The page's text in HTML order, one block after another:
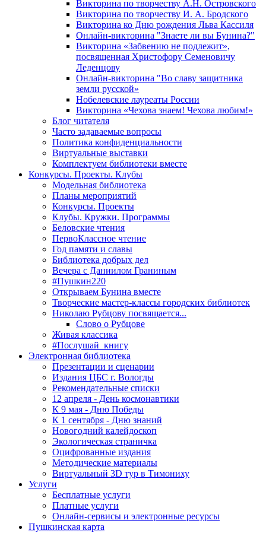
Викторина по творчеству А.Н. Островского
Викторина по творчеству И. А. Бродского
Викторина ко Дню рождения Льва Кассиля
Онлайн-викторина "Знаете ли вы Бунина?"
Викторина «Забвению не подлежит»,
посвященная Христофору Семеновичу
Леденцову
Онлайн-викторина "Во славу защитника
земли русской»
Нобелевские лауреаты России
Викторина «Чехова знаем! Чехова любим!»
Блог читателя
Часто задаваемые вопросы
Политика конфиденциальности
Виртуальные выставки
Комплектуем библиотеки вместе
Конкурсы. Проекты. Клубы
Модельная библиотека
Планы мероприятий
Конкурсы. Проекты
Клубы. Кружки. Программы
Беловские чтения
ПервоКлассное чтение
Год памяти и славы
Библиотека добрых дел
Вечера с Даниилом Граниным
#Пушкин220
Открываем Бунина вместе
Творческие мастер-классы городских библиотек
Николаю Рубцову посвящается...
Слово о Рубцове
Живая классика
#Послушай_книгу
Электронная библиотека
Презентации и сценарии
Издания ЦБС г. Вологды
Рекомендательные списки
12 апреля - День космонавтики
К 9 мая - Дню Победы
К 1 сентября - Дню знаний
Новогодний калейдоскоп
Экологическая страничка
Оцифрованные издания
Методические материалы
Виртуальный 3D тур в Тимониху
Услуги
Бесплатные услуги
Платные услуги
Онлайн-сервисы и электронные ресурсы
Пушкинская карта